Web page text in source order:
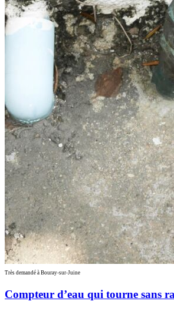
Très demandé à Bouray-sur-Juine
Compteur d’eau qui tourne sans